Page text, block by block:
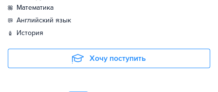
математика
английский язык
история
Хочу поступить